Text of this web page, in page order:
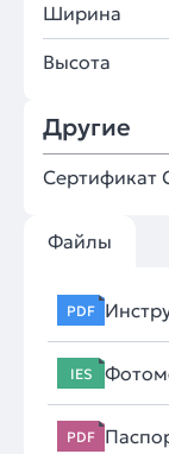
Ширина
Высота
Другие
Сертификат
Файлы
PDF
IES
PDF